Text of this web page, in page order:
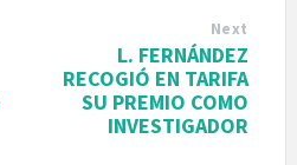
Next
L. FERNÁNDEZ
RECOGIÓ EN TARIFA
SU PREMIO COMO
INVESTIGADOR